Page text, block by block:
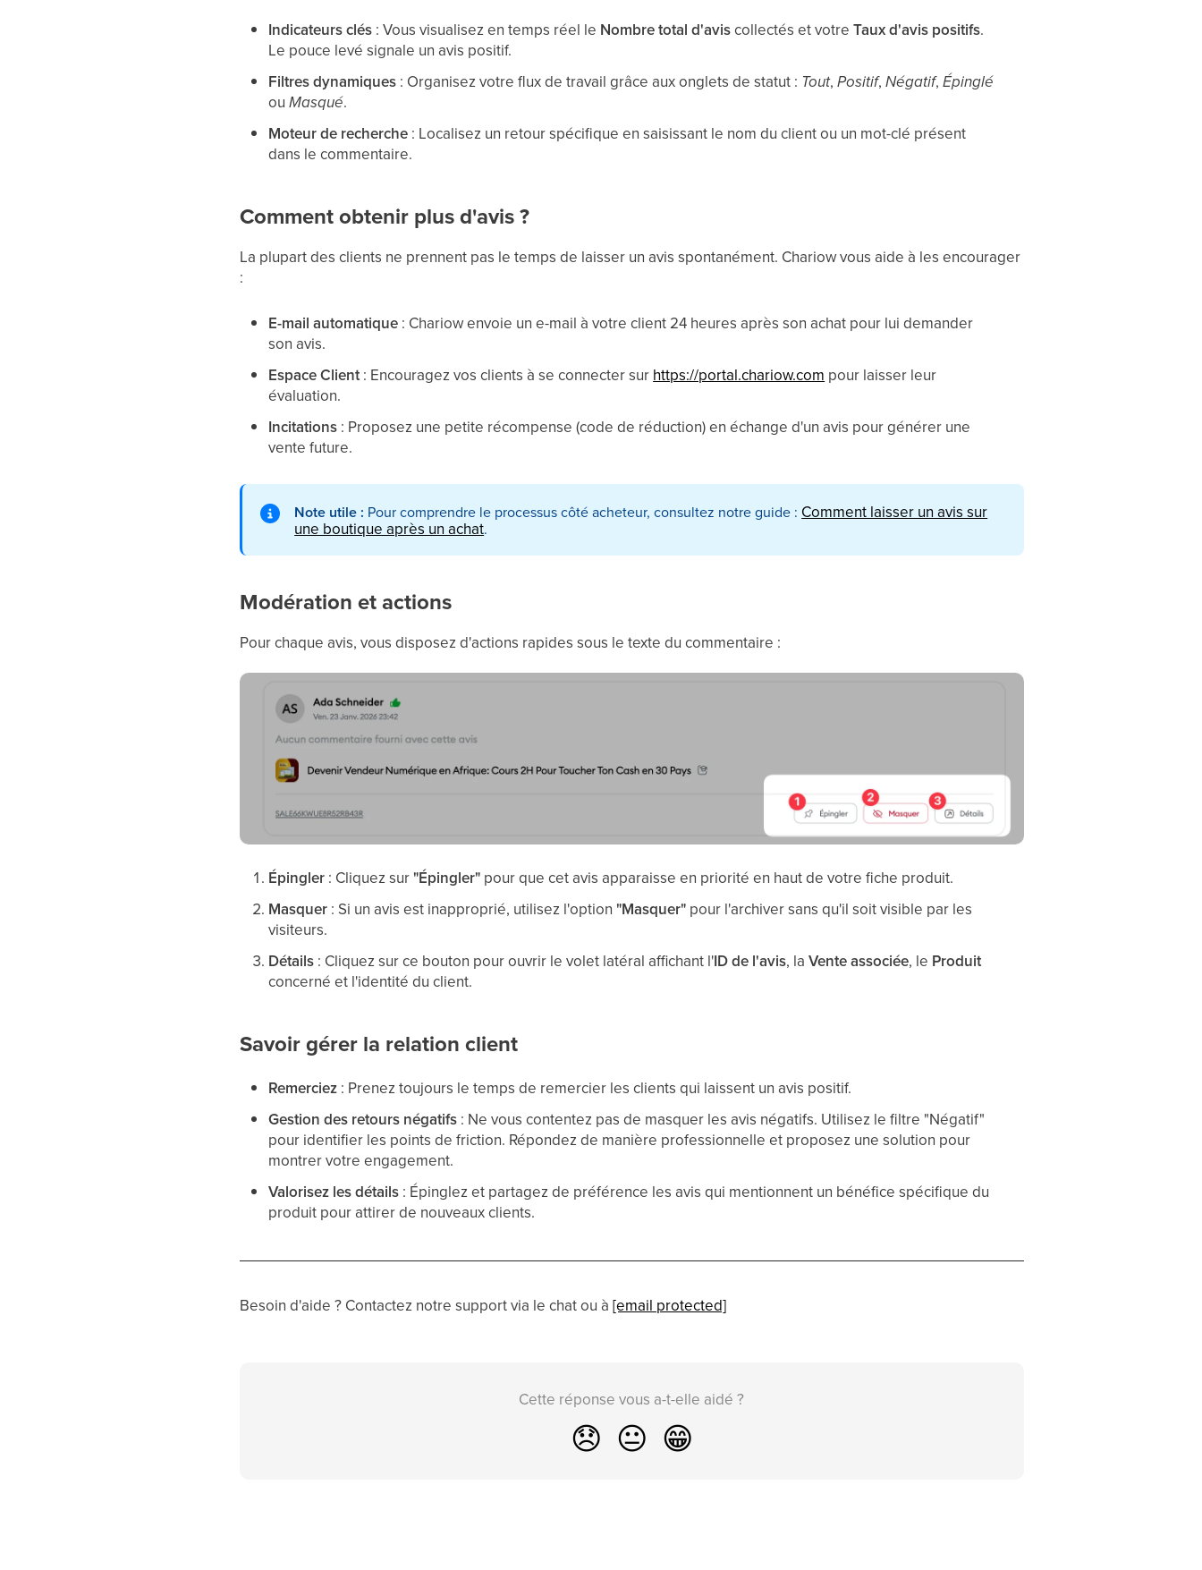
Indicateurs clés : Vous visualisez en temps réel le Nombre total d'aviscollectés et votreTaux d'avis positifs.
Le pouce levé signale un avis positif.
Filtres dynamiques : Organisez votre flux de travail grâce aux onglets de statut : Tout,Positif,Négatif,Épinglé
ouMasqué.
Moteur de recherche : Localisez un retour spécifique en saisissant le nom du client ou un mot-clé présent
dans le commentaire.
Comment obtenir plus d'avis ?
La plupart des clients ne prennent pas le temps de laisser un avis spontanément. Chariow vous aide à les encourager
:
E-mail automatique : Chariow envoie un e-mail à votre client 24 heures après son achat pour lui demander
son avis.
Espace Client: Encouragez vos clients à se connecter sur https://portal.chariow.com pour laisser leur
évaluation.
Incitations : Proposez une petite récompense (code de réduction) en échange d'un avis pour générer une
vente future.
Note utile : Pour comprendre le processus côté acheteur, consultez notre guide : Comment laisser un avis sur
une boutique après un achat.
Modération et actions
Pour chaque avis, vous disposez d'actions rapides sous le texte du commentaire :
Épingler : Cliquez sur"Épingler" pour que cet avis apparaisse en priorité en haut de votre fiche produit.
Masquer : Si un avis est inapproprié, utilisez l'option"Masquer" pour l'archiver sans qu'il soit visible par les
visiteurs.
Détails : Cliquez sur ce bouton pour ouvrir le volet latéral affichant l'ID de l'avis, laVente associée, le Produit
concerné et l'identité du client.
Savoir gérer la relation client
Remerciez : Prenez toujours le temps de remercier les clients qui laissent un avis positif.
Gestion des retours négatifs : Ne vous contentez pas de masquer les avis négatifs. Utilisez le filtre "Négatif"
pour identifier les points de friction. Répondez de manière professionnelle et proposez une solution pour
montrer votre engagement.
Valorisez les détails : Épinglez et partagez de préférence les avis qui mentionnent un bénéfice spécifique du
produit pour attirer de nouveaux clients.
Besoin d'aide ? Contactez notre support via le chat ou à[email protected]
Cette réponse vous a-t-elle aidé ?
😞 😐 😁